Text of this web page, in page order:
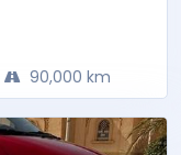
90,000 km